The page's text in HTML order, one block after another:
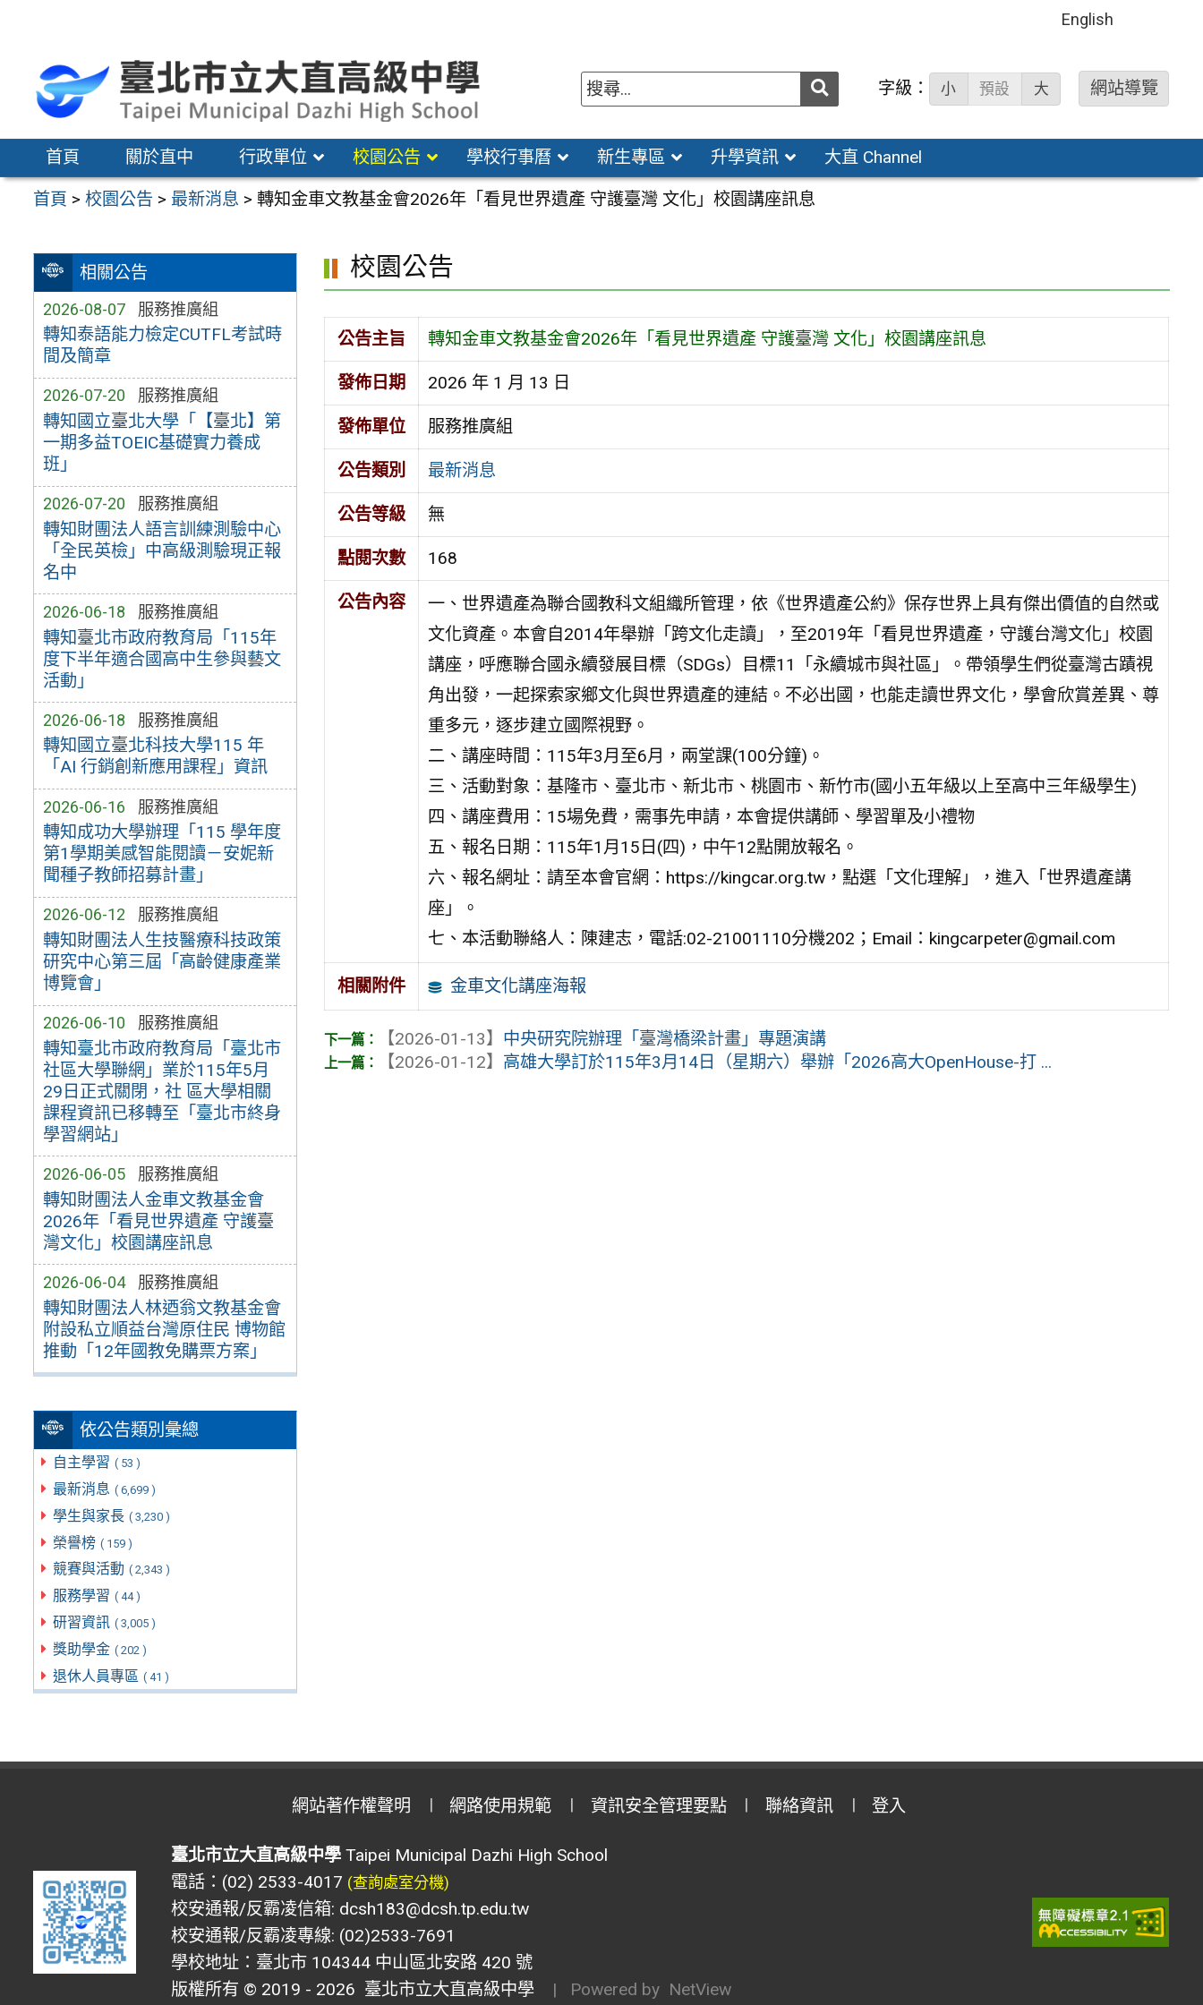
區
English
送出 字級： 小 預設 大 網站導覽
首頁 關於直中 行政單位 校園公告 學校行事曆 新生專區 升學資訊 大直 Channel
首頁 >校園公告 > 最新消息 >轉知金車文教基金會2026年「看見世界遺產 守護臺灣 文化」校園講座訊息
相關公告
2026-08-07 服務推廣組
轉知泰語能力檢定CUTFL考試時
間及簡章
2026-07-20 服務推廣組
轉知國立臺北大學「【臺北】第
一期多益TOEIC基礎實力養成
班」
2026-07-20 服務推廣組
轉知財團法人語言訓練測驗中心
「全民英檢」中高級測驗現正報
名中
2026-06-18 服務推廣組
轉知臺北市政府教育局「115年
度下半年適合國高中生參與藝文
活動」
2026-06-18 服務推廣組
轉知國立臺北科技大學115 年
「AI 行銷創新應用課程」資訊
2026-06-16 服務推廣組
轉知成功大學辦理「115 學年度
第1學期美感智能閱讀－安妮新
聞種子教師招募計畫」
2026-06-12 服務推廣組
轉知財團法人生技醫療科技政策
研究中心第三屆「高齡健康產業
博覽會」
2026-06-10 服務推廣組
轉知臺北市政府教育局「臺北市
社區大學聯網」業於115年5月
29日正式關閉，社 區大學相關
課程資訊已移轉至「臺北市終身
學習網站」
2026-06-05 服務推廣組
轉知財團法人金車文教基金會
2026年「看見世界遺產 守護臺
灣文化」校園講座訊息
2026-06-04 服務推廣組
轉知財團法人林迺翁文教基金會
附設私立順益台灣原住民 博物館
推動「12年國教免購票方案」
依公告類別彙總
自主學習 ( 53 )
最新消息 ( 6,699 )
學生與家長 ( 3,230 )
榮譽榜 ( 159 )
競賽與活動 ( 2,343 )
服務學習 ( 44 )
研習資訊 ( 3,005 )
獎助學金 ( 202 )
退休人員專區 ( 41 )
校園公告
公告主旨 轉知金車文教基金會2026年「看見世界遺產 守護臺灣 文化」校園講座訊息
發佈日期 2026 年 1 月 13 日
發佈單位 服務推廣組
公告類別 最新消息
公告等級 無
點閱次數 168
公告內容
一、世界遺產為聯合國教科文組織所管理，依《世界遺產公約》保存世界上具有傑出價值的自然或
文化資產。本會自2014年舉辦「跨文化走讀」，至2019年「看見世界遺產，守護台灣文化」校園
講座，呼應聯合國永續發展目標（SDGs）目標11「永續城市與社區」。帶領學生們從臺灣古蹟視
角出發，一起探索家鄉文化與世界遺產的連結。不必出國，也能走讀世界文化，學會欣賞差異、尊
重多元，逐步建立國際視野。
二、講座時間：115年3月至6月，兩堂課(100分鐘)。
三、活動對象：基隆市、臺北市、新北市、桃園市、新竹市(國小五年級以上至高中三年級學生)
四、講座費用：15場免費，需事先申請，本會提供講師、學習單及小禮物
五、報名日期：115年1月15日(四)，中午12點開放報名。
六、報名網址：請至本會官網：https://kingcar.org.tw，點選「文化理解」，進入「世界遺產講
座」。
七、本活動聯絡人：陳建志，電話:02-21001110分機202；Email：kingcarpeter@gmail.com
相關附件 金車文化講座海報
【2026-01-13】 中央研究院辦理「臺灣橋梁計畫」專題演講
【2026-01-12】 高雄大學訂於115年3月14日（星期六）舉辦「2026高大OpenHouse-打 ...
網站著作權聲明 網路使用規範 資訊安全管理要點 聯絡資訊 登入
臺北市立大直高級中學Taipei Municipal Dazhi High School
電話：(02) 2533-4017 (查詢處室分機)
校安通報/反霸凌信箱: dcsh183@dcsh.tp.edu.tw
校安通報/反霸凌專線: (02)2533-7691
學校地址：臺北市 104344 中山區北安路 420 號
版權所有 © 2019 - 2026 臺北市立大直高級中學 | Powered by NetView